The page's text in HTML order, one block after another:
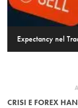
Expectancy nel
CRISI E FOREX